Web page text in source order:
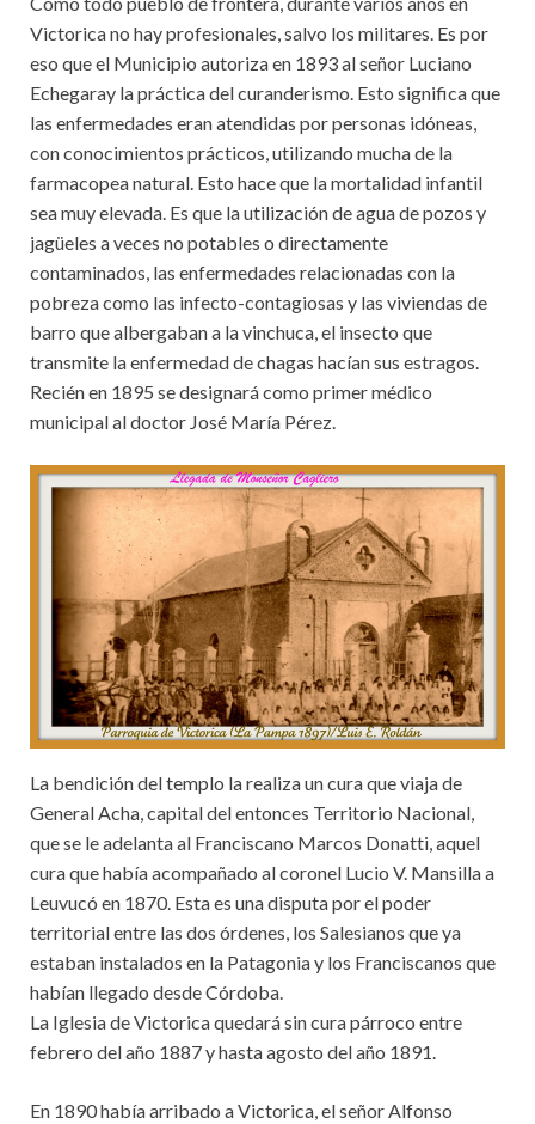
Victorica no hay profesionales, salvo los militares. Es por
eso que el Municipio autoriza en 1893 al señor Luciano
Echegaray la práctica del curanderismo. Esto significa que
las enfermedades eran atendidas por personas idóneas,
con conocimientos prácticos, utilizando mucha de la
farmacopea natural. Esto hace que la mortalidad infantil
sea muy elevada. Es que la utilización de agua de pozos y
jagüeles a veces no potables o directamente
contaminados, las enfermedades relacionadas con la
pobreza como las infecto-contagiosas y las viviendas de
barro que albergaban a la vinchuca, el insecto que
transmite la enfermedad de chagas hacían sus estragos.
Recién en 1895 se designará como primer médico
municipal al doctor José María Pérez.
La bendición del templo la realiza un cura que viaja de
General Acha, capital del entonces Territorio Nacional,
que se le adelanta al Franciscano Marcos Donatti, aquel
cura que había acompañado al coronel Lucio V. Mansilla a
Leuvucó en 1870. Esta es una disputa por el poder
territorial entre las dos órdenes, los Salesianos que ya
estaban instalados en la Patagonia y los Franciscanos que
habían llegado desde Córdoba.
La Iglesia de Victorica quedará sin cura párroco entre
febrero del año 1887 y hasta agosto del año 1891.
En 1890 había arribado a Victorica, el señor Alfonso